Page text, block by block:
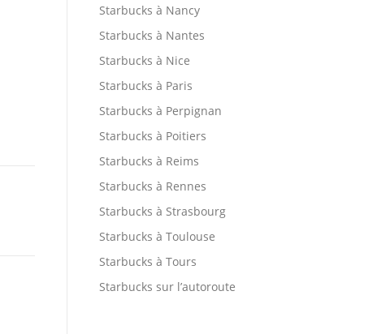
Starbucks à Nancy
Starbucks à Nantes
Starbucks à Nice
Starbucks à Paris
Starbucks à Perpignan
Starbucks à Poitiers
Starbucks à Reims
Starbucks à Rennes
Starbucks à Strasbourg
Starbucks à Toulouse
Starbucks à Tours
Starbucks sur l’autoroute